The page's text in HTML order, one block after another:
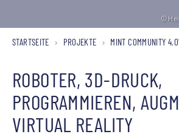
©
©
©
STARTSEITE PROJEKTE MINT COMMUNITY
ROBOTER, 3D-DRUCK,
PROGRAMMIEREN,
VIRTUAL REALITY